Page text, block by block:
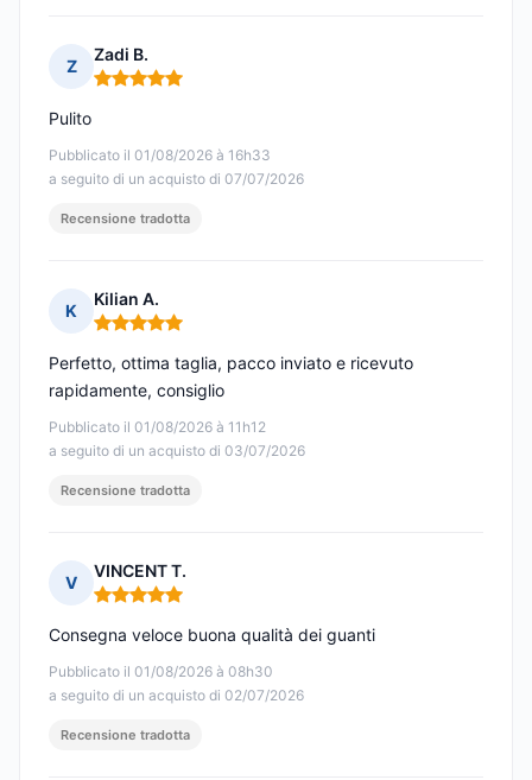
Z
Zadi B.
Nota: 5 su 5
Pubblicato il 01/08/2026 à 16h33
a seguito di un acquisto di 07/07/2026
Pulito
Recensione tradotta
K
Kilian A.
Nota: 5 su 5
Pubblicato il 01/08/2026 à 11h12
a seguito di un acquisto di 03/07/2026
Perfetto, ottima taglia, pacco inviato e ricevuto
rapidamente, consiglio
Recensione tradotta
V
VINCENT T.
Nota: 5 su 5
Pubblicato il 01/08/2026 à 08h30
a seguito di un acquisto di 02/07/2026
Consegna veloce buona qualità dei guanti
Recensione tradotta